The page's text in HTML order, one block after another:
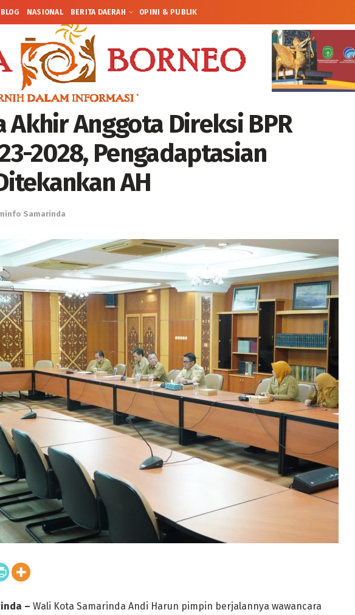
BLOG NASIONAL BERITA DAERAH OPINI & PUBLIK
Akhir Anggota Direksi BPR
2028, Pengadaptasian
AH
Samarinda
– Wali Kota Samarinda Andi Harun pimpin berjalannya wawancara